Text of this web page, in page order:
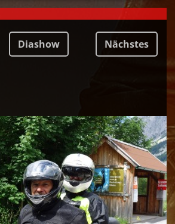
Diashow Nächstes